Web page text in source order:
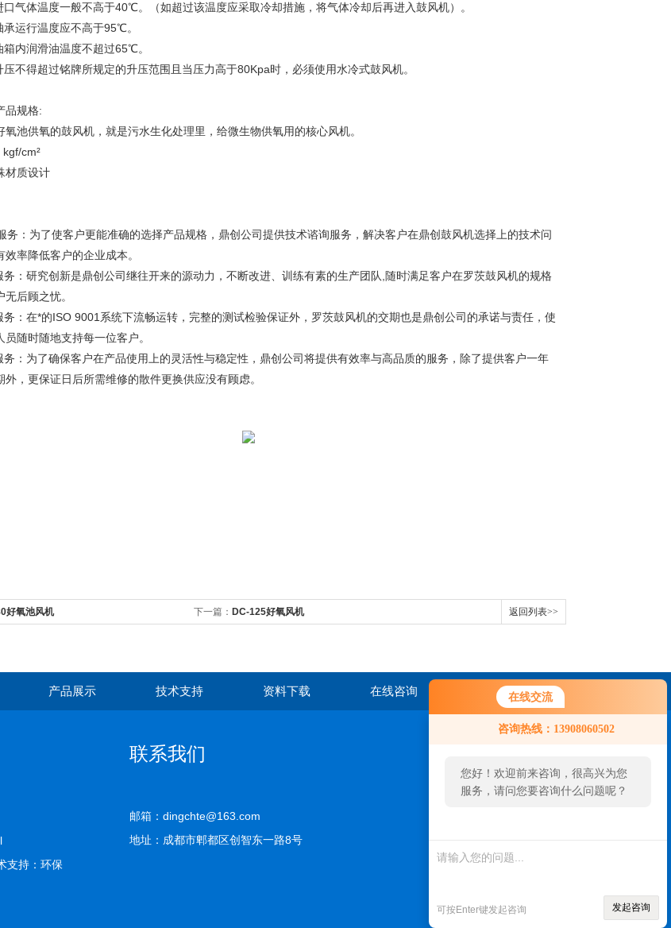
在线交流
咨询热线：13908060502
您好！欢迎前来咨询，很高兴为您
服务，请问您要咨询什么问题呢？
了需求产品，您可以直接在线与我
联系！
可按Enter键发起咨询 发起咨询
口气体温度一般不高于40℃。（如超过该温度应采取冷却措施，将气体冷却后再进入鼓风机）。
承运行温度应不高于95℃。
箱内润滑油温度不超过65℃。
不得超过铭牌所规定的升压范围且当压力高于80Kpa时，必须使用水冷式鼓风机。
品规格:
氧池供氧的鼓风机，就是污水生化处理里，给微生物供氧用的核心风机。
kgf/cm²
材质设计
务：为了使客户更能准确的选择产品规格，鼎创公司提供技术谘询服务，解决客户在鼎创鼓风机选择上的技术问
效率降低客户的企业成本。
务：研究创新是鼎创公司继往开来的源动力，不断改进、训练有素的生产团队,随时满足客户在罗茨鼓风机的规格
后顾之忧。
务：在*的ISO 9001系统下流畅运转，完整的测试检验保证外，罗茨鼓风机的交期也是鼎创公司的承诺与责任，使
员随时随地支持每一位客户。
务：为了确保客户在产品使用上的灵活性与稳定性，鼎创公司将提供有效率与高品质的服务，除了提供客户一年
外，更保证日后所需维修的散件更换供应没有顾虑。
好氧池风机 下一篇： DC-125好氧风机 返回列表>>
产品展示 技术支持 资料下载 在线咨询 联系我们
持： 环保
联系我们
邮箱：dingchte@163.com
地址：成都市郫都区创智东一路8号
微信客服